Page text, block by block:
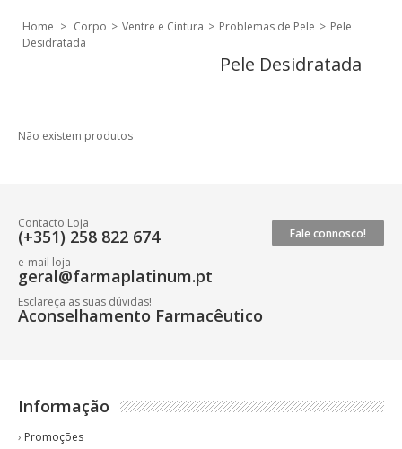
Home > Corpo > Ventre e Cintura > Problemas de Pele > Pele
Desidratada
Pele Desidratada
Não existem produtos
Fale connosco!
Contacto Loja
(+351) 258 822 674
e-mail loja
geral@farmaplatinum.pt
Esclareça as suas dúvidas!
Aconselhamento Farmacêutico
Informação
› Promoções